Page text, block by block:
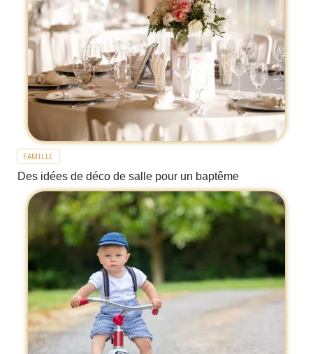
FAMILLE
Des idées de déco de salle pour un baptême